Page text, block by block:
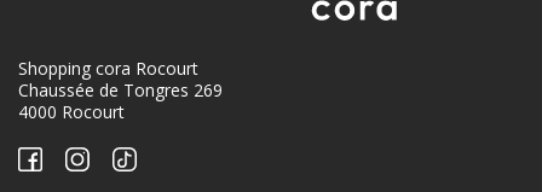
Shopping cora Rocourt
Chaussée de Tongres 269
4000 Rocourt